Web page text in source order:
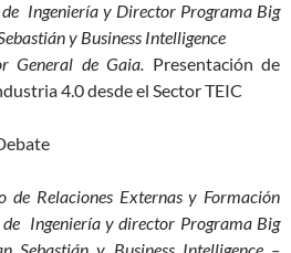
Ingeniería y Director Programa Big
y Business Intelligence
General de Gaia. Presentación de
4.0 desde el Sector TEIC
de Relaciones Externas y Formación
Ingeniería y director Programa Big